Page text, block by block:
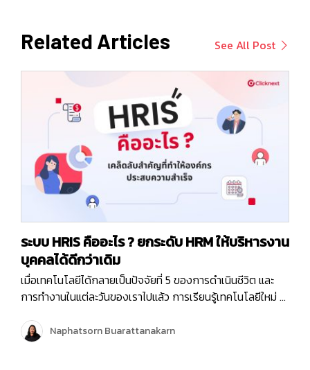
Related Articles See All Post
ระบบ HRIS คืออะไร ? ยกระดับ HRM ให้บริหารงาน
บุคคลได้ดีกว่าเดิม
เมื่อเทคโนโลยีได้กลายเป็นปัจจัยที่ 5 ของการดำเนินชีวิต และ
การทำงานในแต่ละวันของเราไปแล้ว การเรียนรู้เทคโนโลยีใหม่ ๆ
เกิดประโยชน์สูงสุดในทุก ๆ ด้าน ทั้งประโยชน์ในการดำเนินชิวิต
ประจำวัน การทำงาน และการดำเนินธุรกิจ และจะทำให้เราไม่ตก
Naphatsorn Buarattanakarn